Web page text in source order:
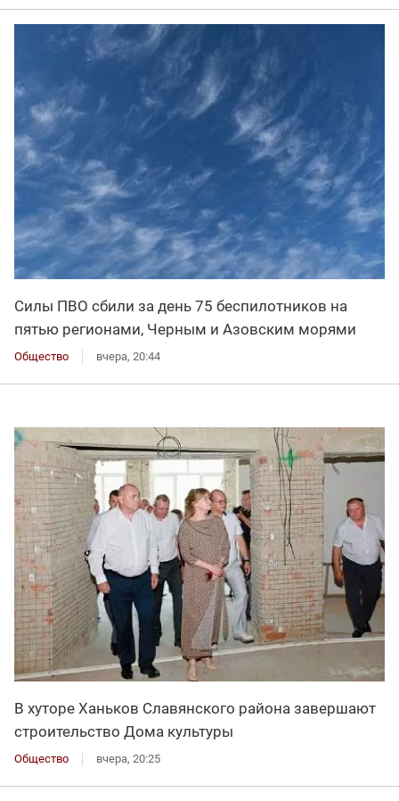
Силы ПВО сбили за день 75 беспилотников на
пятью регионами, Черным и Азовским морями
Общество вчера, 20:44
В хуторе Ханьков Славянского района завершают
строительство Дома культуры
Общество вчера, 20:25